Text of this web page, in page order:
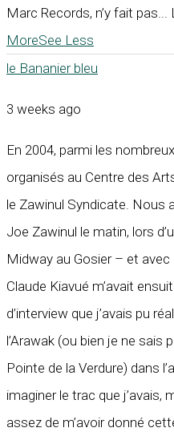
Marc Records, n’y fait
MoreSee Less
le Bananier bleu
3 weeks ago
En 2004, parmi les
organisés au Centre des
le Zawinul Syndicate. Nous
Joe Zawinul le matin, lors
Midway au Gosier – et avec
Claude Kiavué m’avait
d’interview que j’avais pu
l’Arawak (ou bien je ne sais
Pointe de la Verdure) dans
imaginer le trac que j’avais,
assez de m’avoir donné